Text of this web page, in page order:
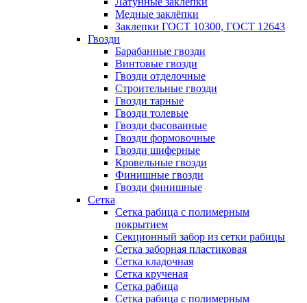
Медные заклёпки
Заклепки ГОСТ 10300, ГОСТ 12643
Гвозди
Барабанные гвозди
Винтовые гвозди
Гвозди отделочные
Строительные гвозди
Гвозди тарные
Гвозди толевые
Гвозди фасованные
Гвозди формовочные
Гвозди шиферные
Кровельные гвозди
Финишные гвозди
Гвозди финишные
Сетка
Сетка рабица с полимерным
покрытием
Секционный забор из сетки рабицы
Сетка заборная пластиковая
Сетка кладочная
Сетка крученая
Сетка рабица
Сетка рабица с полимерным